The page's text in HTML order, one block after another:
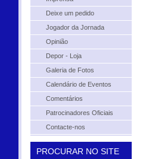
Deixe um pedido
Jogador da Jornada
Opinião
Depor - Loja
Galeria de Fotos
Calendário de Eventos
Comentários
Patrocinadores Oficiais
Contacte-nos
PROCURAR NO SITE